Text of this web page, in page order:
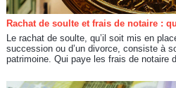
Rachat de soulte et frais de notaire :
Le rachat de soulte, qu’il soit mis en
succession ou d’un divorce, consiste à
patrimoine. Qui paye les frais de notaire